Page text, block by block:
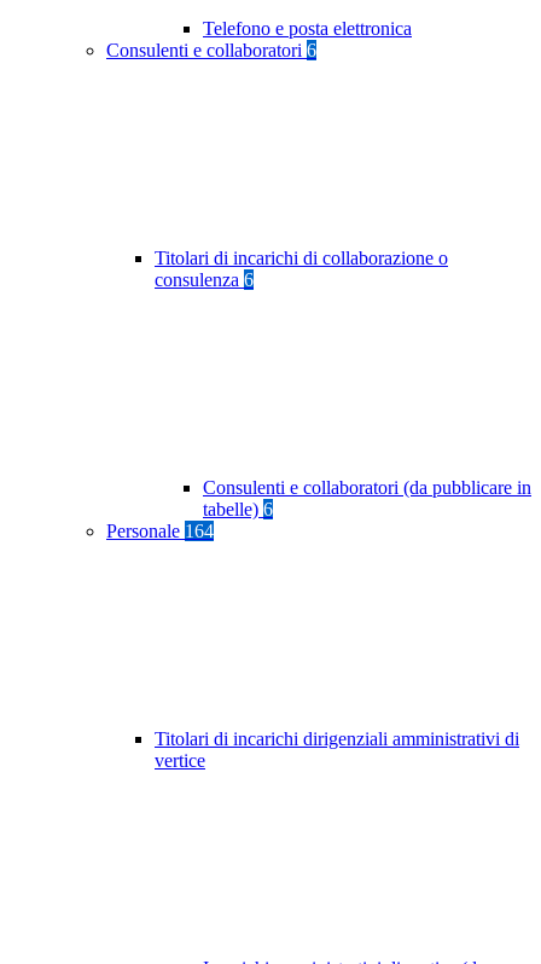
Telefono e posta elettronica
Consulenti e collaboratori 6
Titolari di incarichi di collaborazione o
consulenza 6
Consulenti e collaboratori (da pubblicare in
tabelle) 6
Personale 164
Titolari di incarichi dirigenziali amministrativi di
vertice